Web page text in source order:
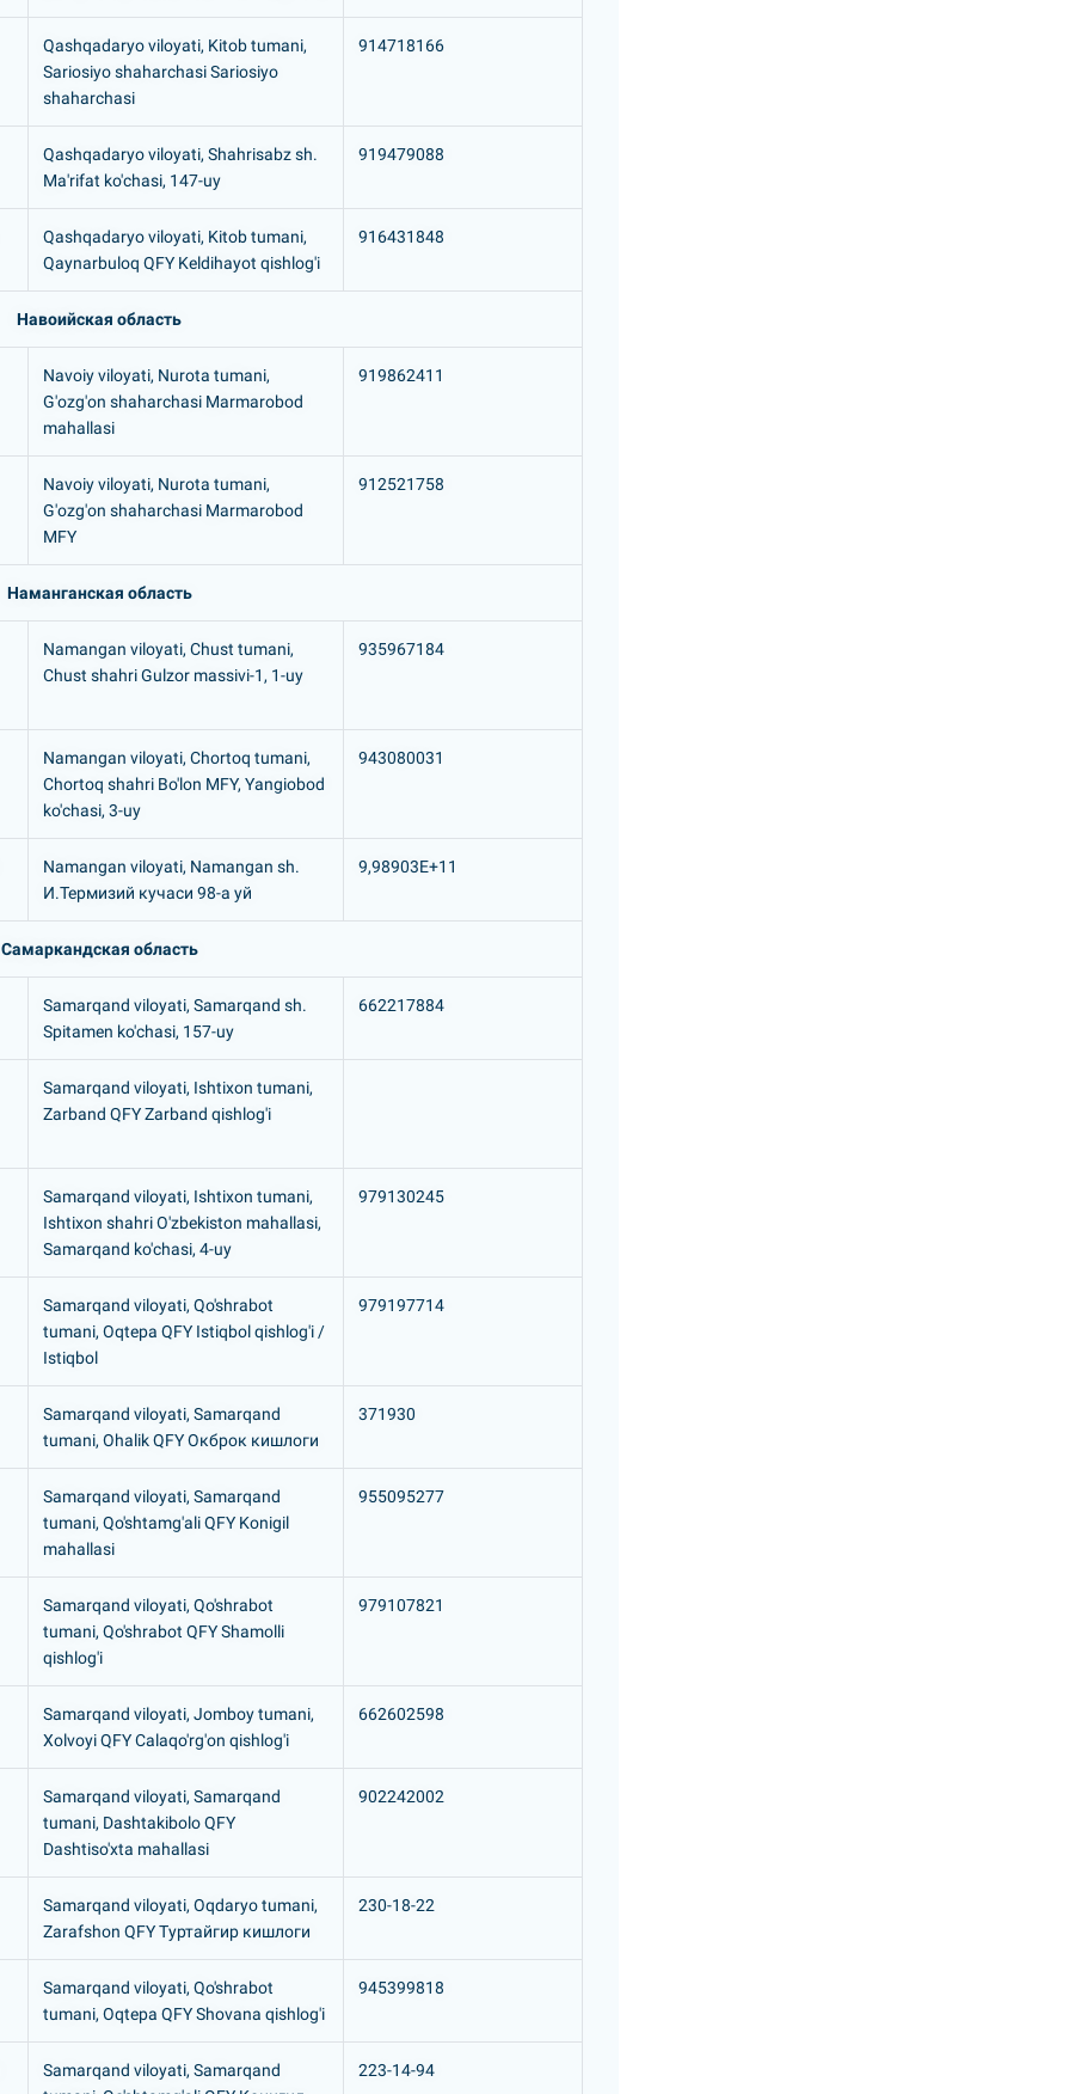
Qashqadaryo viloyati, Kitob tumani,
Sariosiyo shaharchasi Sariosiyo
shaharchasi
914718166
Qashqadaryo viloyati, Shahrisabz sh.
Ma'rifat ko'chasi, 147-uy
919479088
Qashqadaryo viloyati, Kitob tumani,
Qaynarbuloq QFY Keldihayot qishlog'i
916431848
Навоийская область
Navoiy viloyati, Nurota tumani,
G'ozg'on shaharchasi Marmarobod
mahallasi
919862411
Navoiy viloyati, Nurota tumani,
G'ozg'on shaharchasi Marmarobod
MFY
912521758
Наманганская область
Namangan viloyati, Chust tumani,
Chust shahri Gulzor massivi-1, 1-uy
935967184
Namangan viloyati, Chortoq tumani,
Chortoq shahri Bo'lon MFY, Yangiobod
ko'chasi, 3-uy
943080031
Namangan viloyati, Namangan sh.
И.Термизий кучаси 98-а уй
9,98903E+11
Самаркандская область
Samarqand viloyati, Samarqand sh.
Spitamen ko'chasi, 157-uy
662217884
Samarqand viloyati, Ishtixon tumani,
Zarband QFY Zarband qishlog'i
Samarqand viloyati, Ishtixon tumani,
Ishtixon shahri O'zbekiston mahallasi,
Samarqand ko'chasi, 4-uy
979130245
Samarqand viloyati, Qo'shrabot
tumani, Oqtepa QFY Istiqbol qishlog'i /
Istiqbol
979197714
Samarqand viloyati, Samarqand
tumani, Ohalik QFY Окброк кишлоги
371930
Samarqand viloyati, Samarqand
tumani, Qo'shtamg'ali QFY Konigil
mahallasi
955095277
Samarqand viloyati, Qo'shrabot
tumani, Qo'shrabot QFY Shamolli
qishlog'i
979107821
Samarqand viloyati, Jomboy tumani,
Xolvoyi QFY Calaqo'rg'on qishlog'i
662602598
Samarqand viloyati, Samarqand
tumani, Dashtakibolo QFY
Dashtiso'xta mahallasi
902242002
Samarqand viloyati, Oqdaryo tumani,
Zarafshon QFY Туртайгир кишлоги
230-18-22
Samarqand viloyati, Qo'shrabot
tumani, Oqtepa QFY Shovana qishlog'i
945399818
Samarqand viloyati, Samarqand
223-14-94